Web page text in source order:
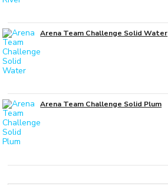
Arena Team Challenge Solid Water
Arena Team Challenge Solid Plum